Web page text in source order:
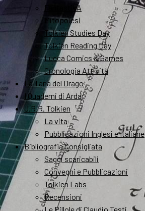
FantastikA
Mitopoiesi
Tolkien Studies Day
Tolkien Reading Day
Lucca Comics & Games
Cronologia Attività
La Tana del Drago
I Quaderni di Arda
J.R.R. Tolkien
La vita
Pubblicazioni Inglesi e Italiane
Bibliografia Consigliata
Saggi scaricabili
Convegni e Pubblicazioni
Tolkien Labs
Recensioni